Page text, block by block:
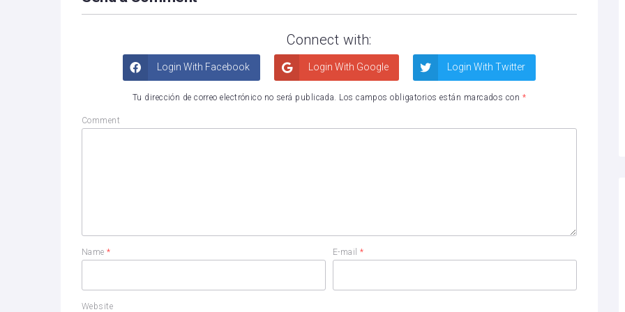
Connect with:
Login With Facebook Login With Google Login With Twitter
Tu dirección de correo electrónico no será publicada. Los campos obligatorios están marcados con *
Comment
Name* E-mail*
Website